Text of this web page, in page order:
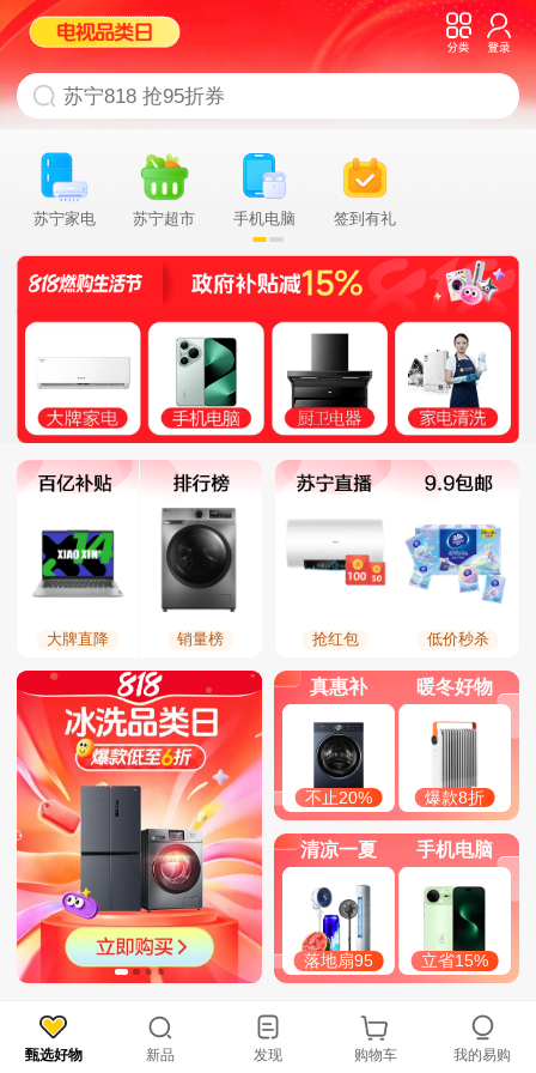
苏宁家电 苏宁超市 手机电脑 签到有礼
充值缴费
大牌直降 销量榜 抢红包 低价秒杀
真惠补
不止20%
暖冬好物
爆款8折
清凉一夏
落地扇95
手机电脑
立省15%
甄选好物 新品 发现 购物车 我的易购